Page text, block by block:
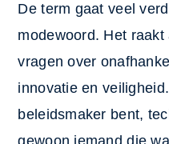
De term gaat veel
modewoord. Het
vragen over
innovatie en
beleidsmaker bent,